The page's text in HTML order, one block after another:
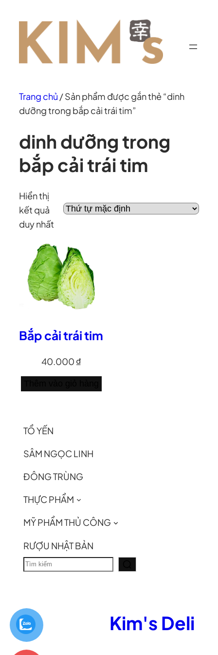
đến
dung
Trang chủ / Sản phẩm được gắn thẻ “dinh
dưỡng trong bắp cải trái tim”
dinh dưỡng trong
bắp cải trái tim
Hiển thị
kết quả
duy nhất
Bắp cải trái tim
40.000 ₫
TỔ YẾN
SÂM NGỌC LINH
ĐÔNG TRÙNG
THỰC PHẨM
MỸ PHẨM THỦ CÔNG
RƯỢU NHẬT BẢN
T
k
i
ế
m
Kim's Deli